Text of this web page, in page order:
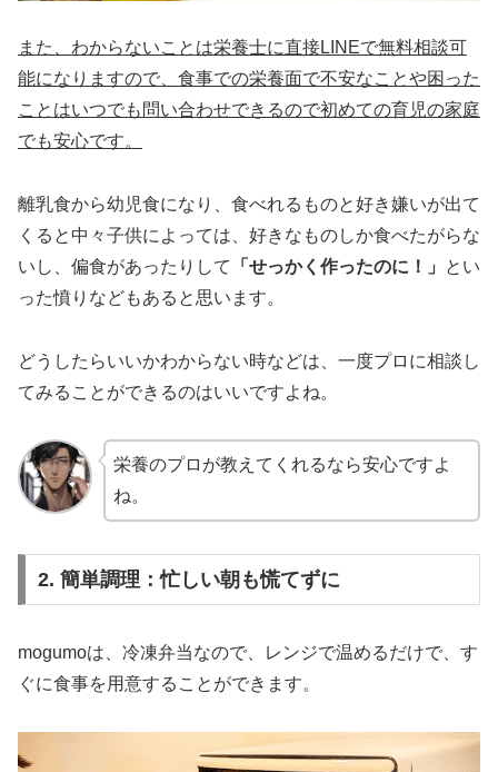
また、わからないことは栄養士に直接LINEで無料相談可
能になりますので、食事での栄養面で不安なことや困った
ことはいつでも問い合わせできるので初めての育児の家庭
でも安心です。
離乳食から幼児食になり、食べれるものと好き嫌いが出て
くると中々子供によっては、好きなものしか食べたがらな
いし、偏食があったりして
「せっかく作ったのに！」
とい
った憤りなどもあると思います。
どうしたらいいかわからない時などは、一度プロに相談し
てみることができるのはいいですよね。
栄養のプロが教えてくれるなら安心ですよ
ね。
2. 簡単調理：忙しい朝も慌てずに
mogumoは、冷凍弁当なので、レンジで温めるだけで、す
ぐに食事を用意することができます。